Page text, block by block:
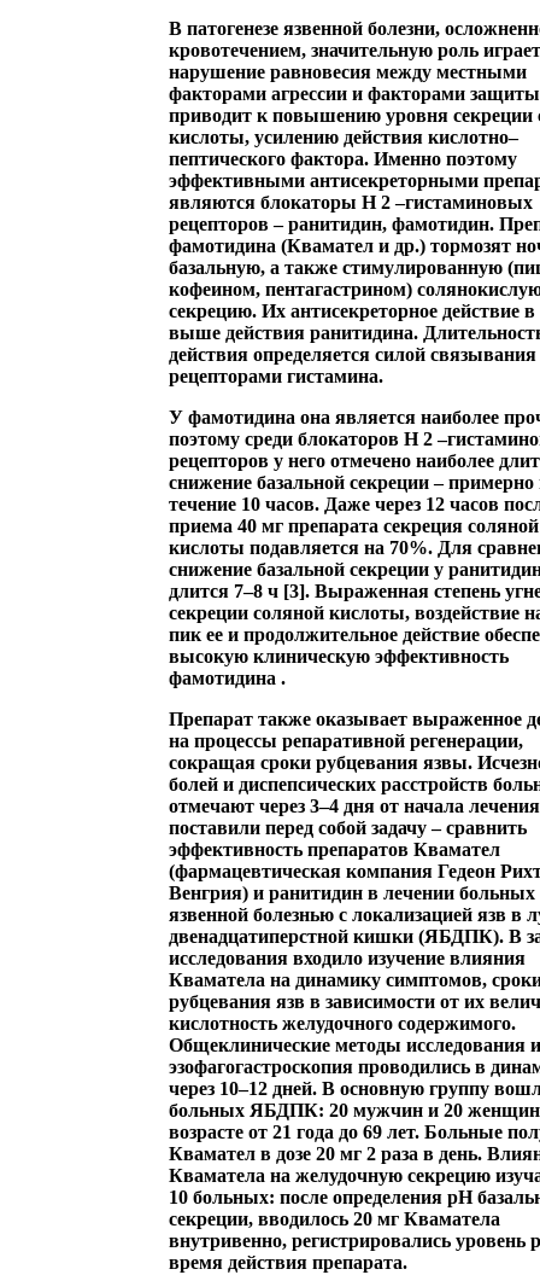
В патогенезе язвенной болезни,
кровотечением, значительную роль играет
нарушение равновесия между местными
факторами агрессии и факторами
приводит к повышению уровня секреции
кислоты, усилению действия кислотно–
пептического фактора. Именно поэтому
эффективными антисекреторными
являются блокаторы Н 2 –гистаминовых
рецепторов – ранитидин, фамотидин.
фамотидина (Квамател и др.) тормозят
базальную, а также стимулированную
кофеином, пентагастрином)
секрецию. Их антисекреторное действие в
выше действия ранитидина.
действия определяется силой
рецепторами гистамина.
У фамотидина она является наиболее
поэтому среди блокаторов Н 2
рецепторов у него отмечено наиболее
снижение базальной секреции – примерно
течение 10 часов. Даже через 12 часов
приема 40 мг препарата секреция соляной
кислоты подавляется на 70%. Для
снижение базальной секреции у
длится 7–8 ч [3]. Выраженная степень
секреции соляной кислоты, воздействие
пик ее и продолжительное действие
высокую клиническую эффективность
фамотидина .
Препарат также оказывает выраженное
на процессы репаративной регенерации,
сокращая сроки рубцевания язвы.
болей и диспепсических расстройств
отмечают через 3–4 дня от начала
поставили перед собой задачу – сравнить
эффективность препаратов Квамател
(фармацевтическая компания Гедеон
Венгрия) и ранитидин в лечении больных
язвенной болезнью с локализацией язв в
двенадцатиперстной кишки (ЯБДПК). В
исследования входило изучение влияния
Кваматела на динамику симптомов,
рубцевания язв в зависимости от их
кислотность желудочного содержимого.
Общеклинические методы исследования и
эзофагогастроскопия проводились в
через 10–12 дней. В основную группу
больных ЯБДПК: 20 мужчин и 20
возрасте от 21 года до 69 лет. Больные
Квамател в дозе 20 мг 2 раза в день.
Кваматела на желудочную секрецию
10 больных: после определения рН
секреции, вводилось 20 мг Кваматела
внутривенно, регистрировались уровень
время действия препарата.